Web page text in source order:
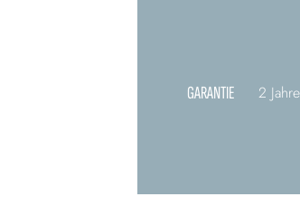
GARANTIE 2 Jahre